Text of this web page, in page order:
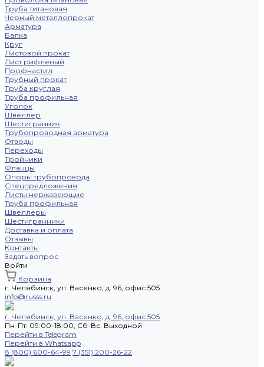
Труба титановая
Черный металлопрокат
Арматура
Балка
Круг
Листовой прокат
Лист рифленый
Профнастил
Трубный прокат
Труба круглая
Труба профильная
Уголок
Швеллер
Шестигранник
Трубопроводная арматура
Отводы
Переходы
Тройники
Фланцы
Опоры трубопровода
Спецпредложения
Листы нержавеющие
Труба профильная
Швеллеры
Шестигранники
Доставка и оплата
Отзывы
Контакты
Задать вопрос
Войти
Корзина
г. Челябинск, ул. Васенко, д. 96, офис 505
info@russs.ru
г. Челябинск, ул. Васенко, д. 96, офис 505
Пн-Пт: 09:00-18:00, Cб-Вс: Выходной
Перейти в Telegram
Перейти в Whatsapp
8 (800) 600-64-99 7 (351) 200-26-22